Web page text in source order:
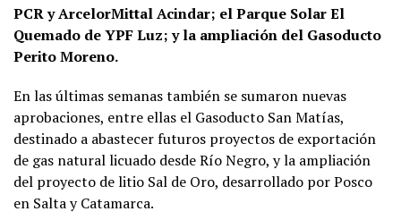
PCR y ArcelorMittal Acindar; el Parque Solar El
Quemado de YPF Luz; y la ampliación del Gasoducto
Perito Moreno.
En las últimas semanas también se sumaron nuevas
aprobaciones, entre ellas el Gasoducto San Matías,
destinado a abastecer futuros proyectos de exportación
de gas natural licuado desde Río Negro, y la ampliación
del proyecto de litio Sal de Oro, desarrollado por Posco
en Salta y Catamarca.